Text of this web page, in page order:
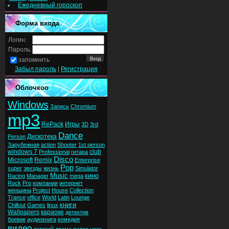
Ежедневный гороскоп
Форма входа
Логин:
Пароль:
запомнить
Забыл пароль
Регистрация
Облочкоо
Windows Запись Chromium
mp3 RePack Игры 3D 3rd
Person Дискотека Dance
Зарубежная action Shooter 1st person
windows 7 Professional гитара club
Microsoft Remix Disco Enterprise
super звезды жизнь Pop Simulator
Racing Manager Music mega кино
Rock Pro компании интернет
женщина Project House Collection
Trance office World Latin Lounge
Chillout Games linux книги
Wallpapers караоке детектив
боевик аудиокнига комедия